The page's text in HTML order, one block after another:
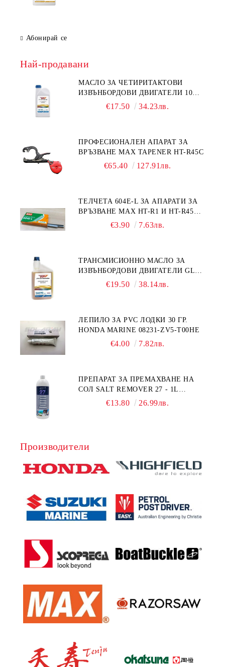
Абонирай се
Най-продавани
МАСЛО ЗА ЧЕТИРИТАКТОВИ
ИЗВЪНБОРДОВИ ДВИГАТЕЛИ 10W-
30 HONDA MARINE 08221-999-
€17.50 34.23лв.
ПРОФЕСИОНАЛЕН АПАРАТ ЗА
ВРЪЗВАНЕ MAX TAPENER HT-R45C
€65.40 127.91лв.
ТЕЛЧЕТА 604E-L ЗА АПАРАТИ ЗА
ВРЪЗВАНЕ MAX HT-R1 И HT-R45C
€3.90 7.63лв.
ТРАНСМИСИОННО МАСЛО ЗА
ИЗВЪНБОРДОВИ ДВИГАТЕЛИ GL4
HONDA MARINE 08251-999-102PRO
€19.50 38.14лв.
ЛЕПИЛО ЗА PVC ЛОДКИ 30 ГР.
HONDA MARINE 08231-ZV5-T00HE
€4.00 7.82лв.
ПРЕПАРАТ ЗА ПРЕМАХВАНЕ НА
СОЛ SALT REMOVER 27 - 1L
NAUTIC CLEAN
€13.80 26.99лв.
Производители